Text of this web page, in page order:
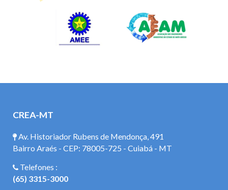
CREA-MT
Av. Historiador Rubens de Mendonça, 491
Bairro Araés - CEP: 78005-725 - Cuiabá - MT
Telefones :
(65) 3315-3000